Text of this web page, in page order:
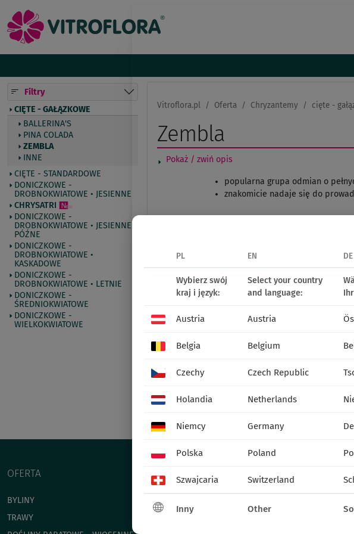
Filtry
CIĘTE - GAŁĄZKOWE
BALLERINA'S
PINA COLADA
ZEMBLA
INNE
CIĘTE - STANDARDOWE
DONICZKOWE -
DROBNOKWIATOWE • JESIENNE
CHRYSATRI
DONICZKOWE -
DROBNOKWIATOWE • JESIENNE
PÓŹNE
DONICZKOWE -
DROBNOKWIATOWE •
KASKADOWE
DONICZKOWE -
DROBNOKWIATOWE • LETNIE
DONICZKOWE -
ŚREDNIOKWIATOWE
DONICZKOWE -
WIELKOKWIATOWE
Vitroflora.pl Oferta Chryzantemy cięte -
Zembla
Pokaż / zwiń opis
popularna grupa odmian o
znakomicie nadaje się do
OFERTA
BYLINY
TRAWY
KONTAKT
PL EN DE
Wybierz swój
kraj i język:
Select your country
and language:
Austria Austria
Belgia Belgium
Czechy Czech Republic
Holandia Netherlands
Niemcy Germany
Polska Poland
Szwajcaria Switzerland
Inny Other